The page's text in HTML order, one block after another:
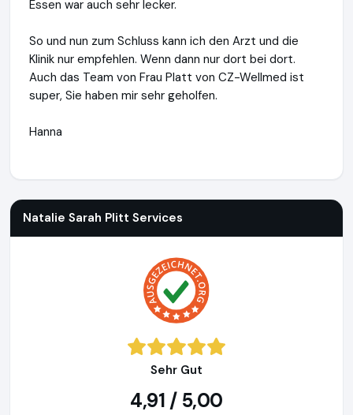
Essen war auch sehr lecker.
So und nun zum Schluss kann ich den Arzt und die
Klinik nur empfehlen. Wenn dann nur dort bei dort.
Auch das Team von Frau Platt von CZ-Wellmed ist
super, Sie haben mir sehr geholfen.
Hanna
Natalie Sarah Plitt Services
Sehr Gut
4,91 / 5,00